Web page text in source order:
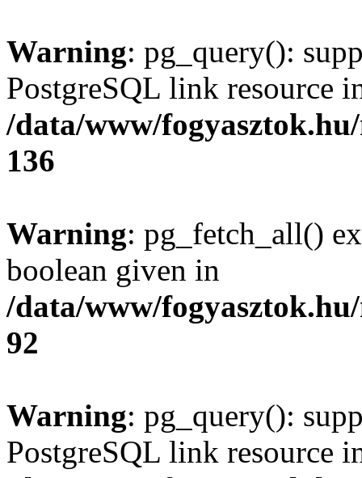
Warning: pg_query():
PostgreSQL link resource
/data/www/
136
Warning: pg_fetch_all()
boolean given in
/data/www/
92
Warning: pg_query():
PostgreSQL link resource